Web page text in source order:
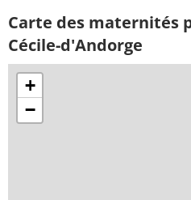
Carte des maternités
Cécile-d'Andorge
+
−